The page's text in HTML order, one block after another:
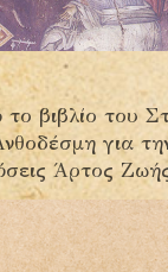
βιβλίο του
για
Άρτος